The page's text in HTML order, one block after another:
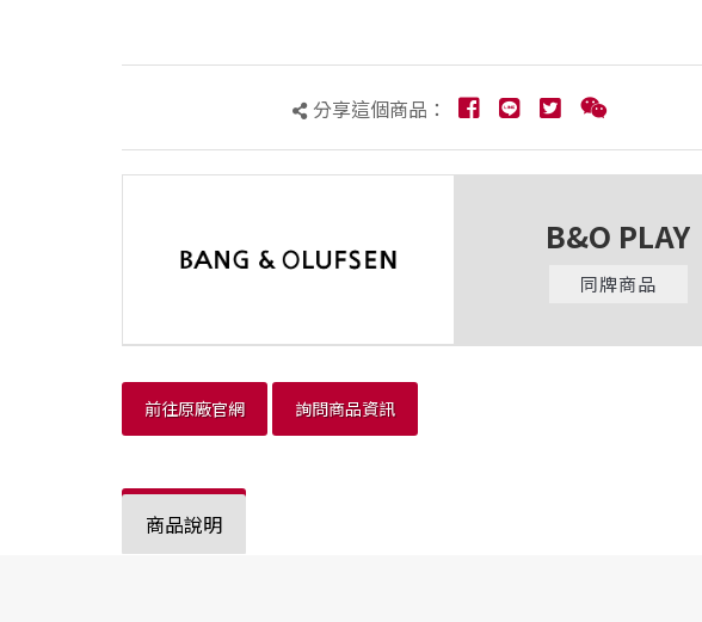
分享這個商品：
B&O PLAY
同牌商品
前往原廠官網 詢問商品資訊
商品說明